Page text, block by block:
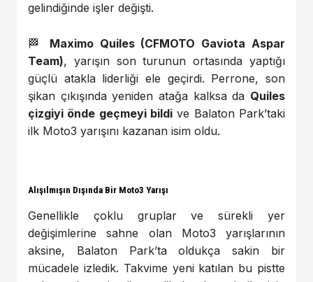
gelindiğinde işler değişti.
🏁 Maximo Quiles (CFMOTO Gaviota Aspar
Team), yarışın son turunun ortasında yaptığı
güçlü atakla liderliği ele geçirdi. Perrone, son
şikan çıkışında yeniden atağa kalksa da Quiles
çizgiyi önde geçmeyi bildi ve Balaton Park’taki
ilk Moto3 yarışını kazanan isim oldu.
Alışılmışın Dışında Bir Moto3 Yarışı
Genellikle çoklu gruplar ve sürekli yer
değişimlerine sahne olan Moto3 yarışlarının
aksine, Balaton Park’ta oldukça sakin bir
mücadele izledik. Takvime yeni katılan bu pistte